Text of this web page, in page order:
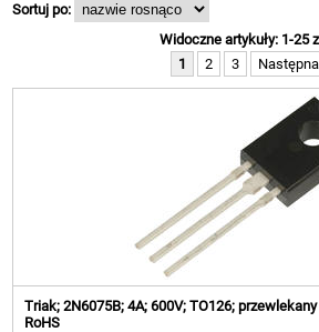
Sortuj po:
Widoczne artykuły: 1-25
1
2 3 Następna
Triak; 2N6075B; 4A; 600V; TO126;
RoHS